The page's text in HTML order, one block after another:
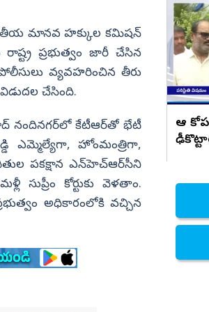
మానవ హక్కుల కమిషన్
ప్రభుత్వం జారీ చేసిన
వ్యవహరించిన తీరు
చేసింది.
నందినగర్‌లో కేటీఆర్‌తో భేటీ
ఎమ్మెల్యేగా, హోంమంత్రిగా,
పకక్షాన ఎన్‌హెచ్‌ఆర్‌సీని
సుప్రీం కోర్టుకు వెళతాం.
అధికారంలోకి వచ్చిన
పేరు మార్చి అయినా చట్టాన్ని
ఆ